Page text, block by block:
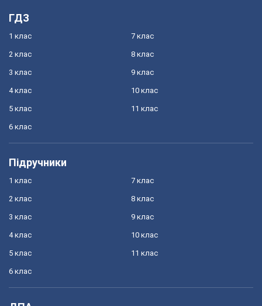
ГДЗ
1 клас
2 клас
3 клас
4 клас
5 клас
6 клас
7 клас
8 клас
9 клас
10 клас
11 клас
Підручники
1 клас
2 клас
3 клас
4 клас
5 клас
6 клас
7 клас
8 клас
9 клас
10 клас
11 клас